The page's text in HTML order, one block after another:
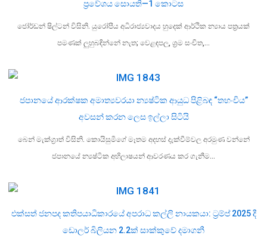
ප්‍රවේශය සොයති—1 කොටස
ජෝර්ඩන් ෂිල්ටන් විසිනි. යුරෝපීය අධිරාජ්‍යවාදය හුදෙක් ආර්ථික න්‍යාය පත්‍රයක්
පමණක් ලුහුබඳින්නේ නැත; වෙළඳපල, ශ්‍රම සංචිත,…
ජපානයේ ආරක්ෂක අමාත්‍යවරයා න්‍යෂ්ටික ආයුධ පිළිබඳ “තහංචිය”
අවසන් කරන ලෙස ඉල්ලා සිටියි
බෙන් මැක්ග්‍රාත් විසිනි. කොයිසුමිගේ මෑතම අදහස් දැක්වීම්වල අරමුණ වන්නේ
ජපානයේ න්‍යෂ්ටික අභිලාෂයන් ආවරණය කර ගැනීම…
එක්සත් ජනපද කතිපයාධිකාරයේ අපරාධ කල්ලි නායකයා: ට්‍රම්ප් 2025 දී
ඩොලර් බිලියන 2.2ක් සාක්කුවේ දමාගනී